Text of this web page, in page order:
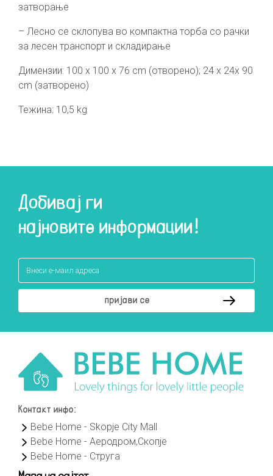
затворање
– Лесно се склопува во компактна торба со рачки
за лесен транспорт и складирање
Димензии: 100 x 100 x 76 cm (отворено); 24 x 24x 90
cm (затворено)
Тежина: 10,5 kg
Добивај ги
најновите информации!
Контакт инфо:
Bebe Home - Skopje City Mall
Bebe Home - Аеродром,Скопје
Bebe Home - Струга